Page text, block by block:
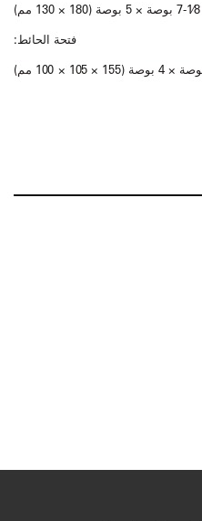
7-1⁄8 بوصة × 5 بوصة (180 × 130 مم)
فتحة الحائط: